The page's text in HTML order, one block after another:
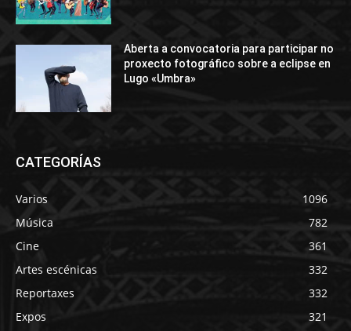
Aberta a convocatoria para participar no
proxecto fotográfico sobre a eclipse en
Lugo «Umbra»
CATEGORÍAS
Varios
1096
Música
782
Cine
361
Artes escénicas
332
Reportaxes
332
Expos
321